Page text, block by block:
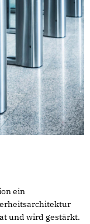
ein
und wird gestärkt.